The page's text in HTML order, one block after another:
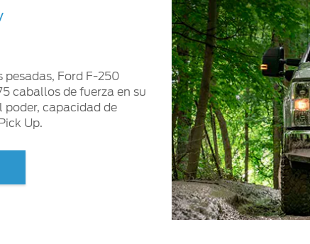
Ford F-250
caballos de fuerza en su
poder, capacidad de
Up.